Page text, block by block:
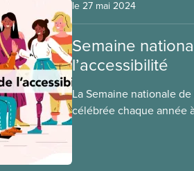
le 27 mai 2024
Semaine
l’accessibilité
La Semaine nationale
célébrée chaque année